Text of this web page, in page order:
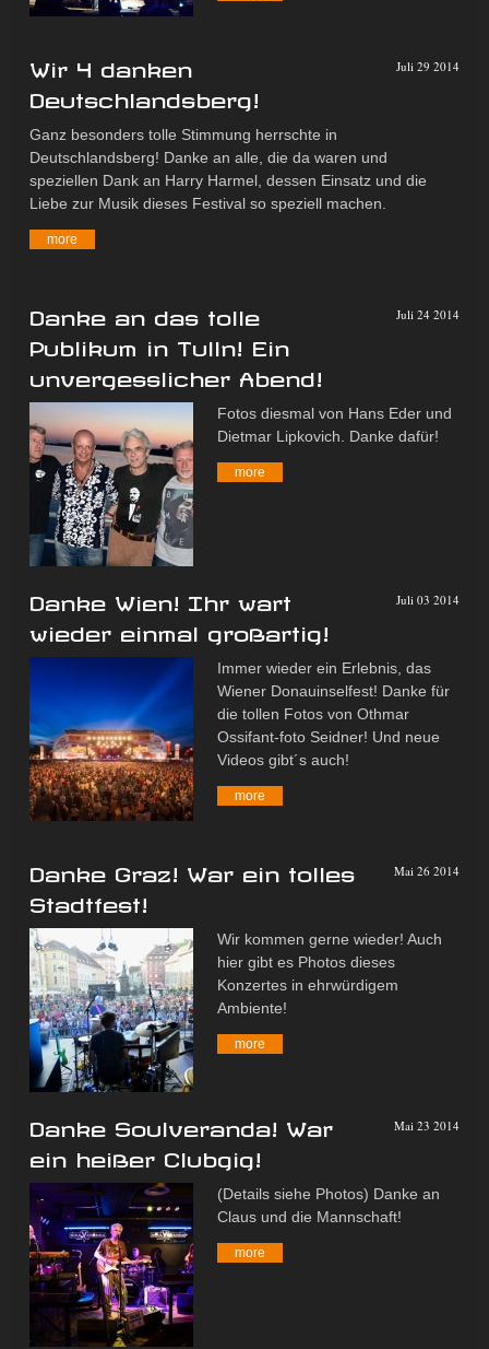
Juli 29 2014
Wir 4 danken
Deutschlandsberg!
Ganz besonders tolle Stimmung herrschte in
Deutschlandsberg! Danke an alle, die da waren und
speziellen Dank an Harry Harmel, dessen Einsatz und die
Liebe zur Musik dieses Festival so speziell machen.
more
Juli 24 2014
Danke an das tolle
Publikum in Tulln! Ein
unvergesslicher Abend!
Fotos diesmal von Hans Eder und
Dietmar Lipkovich. Danke dafür!
more
Juli 03 2014
Danke Wien! Ihr wart
wieder einmal großartig!
Immer wieder ein Erlebnis, das
Wiener Donauinselfest! Danke für
die tollen Fotos von Othmar
Ossifant-foto Seidner! Und neue
Videos gibt´s auch!
more
Mai 26 2014
Danke Graz! War ein tolles
Stadtfest!
Wir kommen gerne wieder! Auch
hier gibt es Photos dieses
Konzertes in ehrwürdigem
Ambiente!
more
Mai 23 2014
Danke Soulveranda! War
ein heißer Clubgig!
(Details siehe Photos) Danke an
Claus und die Mannschaft!
more